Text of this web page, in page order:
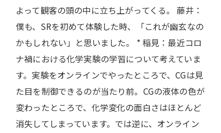
よって観客の頭の中に立ち上がってくる。 藤井：
僕も、SRを初めて体験した時、「これが幽玄なの
かもしれない」と思いました。 * 稲見：最近コロ
ナ禍における化学実験の学習について考えていま
す。実験をオンラインでやったところで、CGは見
た目を制御できるのが当たり前。CGの液体の色が
変わったところで、化学変化の面白さはほとんど
消失してしまっています。では逆に、オンライン